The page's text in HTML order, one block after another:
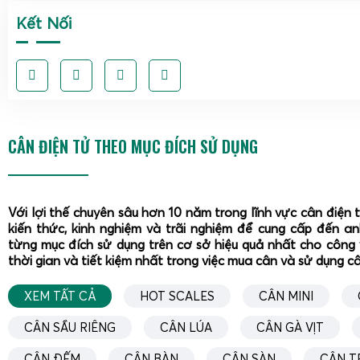
Kết Nối
Cân Điện Tử Gia Phátlà nhà phân phối uy tín, cung cấp
CÂN ĐIỆN TỬ THEO MỤC ĐÍCH SỬ DỤNG
Với lợi thế chuyên sâu hơn 10 năm trong lĩnh vực cân điện
kiến thức, kinh nghiệm và trãi nghiệm để cung cấp đến
từng mục đích sử dụng trên cơ sở hiệu quả nhất cho
thời gian và tiết kiệm nhất trong việc mua cân và sử dụng
XEM TẤT CẢ HOT SCALES CÂN MINI
CÂN SẦU RIÊNG CÂN LÚA CÂN GÀ VỊT